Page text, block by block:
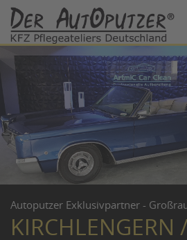
Autoputzer Exklusivpartner -
KIRCHLENGERN